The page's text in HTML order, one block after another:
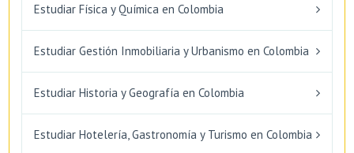
Estudiar Física y Química en Colombia
Estudiar Gestión Inmobiliaria y Urbanismo en Colombia
Estudiar Historia y Geografía en Colombia
Estudiar Hotelería, Gastronomía y Turismo en Colombia